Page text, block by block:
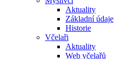
Aktuality
Základní údaje
Historie
Včelaři
Aktuality
Web včelařů